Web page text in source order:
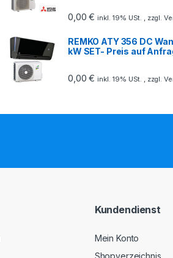
0,00€ inkl. 19% USt. , zzgl.
REMKO ATY 356 DC
kW SET- Preis auf
0,00€ inkl. 19% USt. , zzgl.
Kundendienst
Mein Konto
Shopverzeichnis